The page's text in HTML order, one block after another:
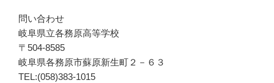
問い合わせ
岐阜県立各務原高等学校
〒504-8585
岐阜県各務原市蘇原新生町２－６３
TEL:(058)383-1015